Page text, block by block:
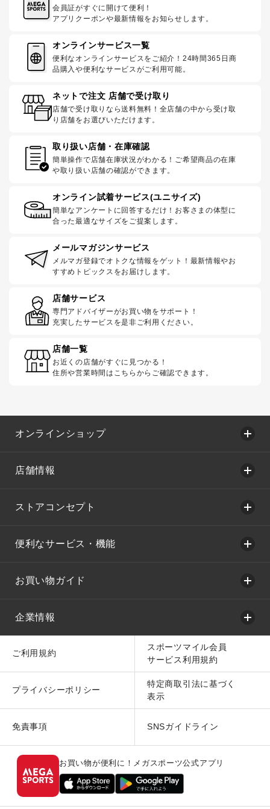
会員証がすぐに開けて便利！
アプリクーポンや最新情報をお知らせします。
オンラインサービス一覧
便利なオンラインサービスをご紹介！24時間365日商
品購入や便利なサービスがご利用可能。
ネットで注文 店舗で受け取り
店舗で受け取りなら送料無料！全店舗の中から受け取
り店舗をお選びいただけます。
取り扱い店舗・在庫確認
簡単操作で店舗在庫状況がわかる！ご希望商品の在庫
や取り扱い店舗の確認ができます。
オンライン試着サービス(ユニサイズ)
簡単なアンケートに回答するだけ！お客さまの体型に
合った最適なサイズをご提案します。
メールマガジンサービス
メルマガ登録でオトクな情報をゲット！最新情報やお
すすめトピックスをお届けします。
店舗サービス
専門アドバイザーがお買い物をサポート！
充実したサービスを是非ご利用ください。
店舗一覧
お近くの店舗がすぐに見つかる！
住所や営業時間はこちらからご確認できます。
オンラインショップ
店舗情報
ストアコンセプト
便利なサービス・機能
お買い物ガイド
企業情報
ご利用規約
スポーツマイル会員
サービス利用規約
プライバシーポリシー
特定商取引法に基づく
表示
免責事項 SNSガイドライン
お買い物が便利に！メガスポーツ公式アプリ